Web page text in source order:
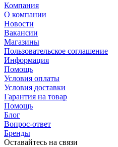
Компания
О компании
Новости
Вакансии
Магазины
Пользовательское соглашение
Информация
Помощь
Условия оплаты
Условия доставки
Гарантия на товар
Помощь
Блог
Вопрос-ответ
Бренды
Оставайтесь на связи